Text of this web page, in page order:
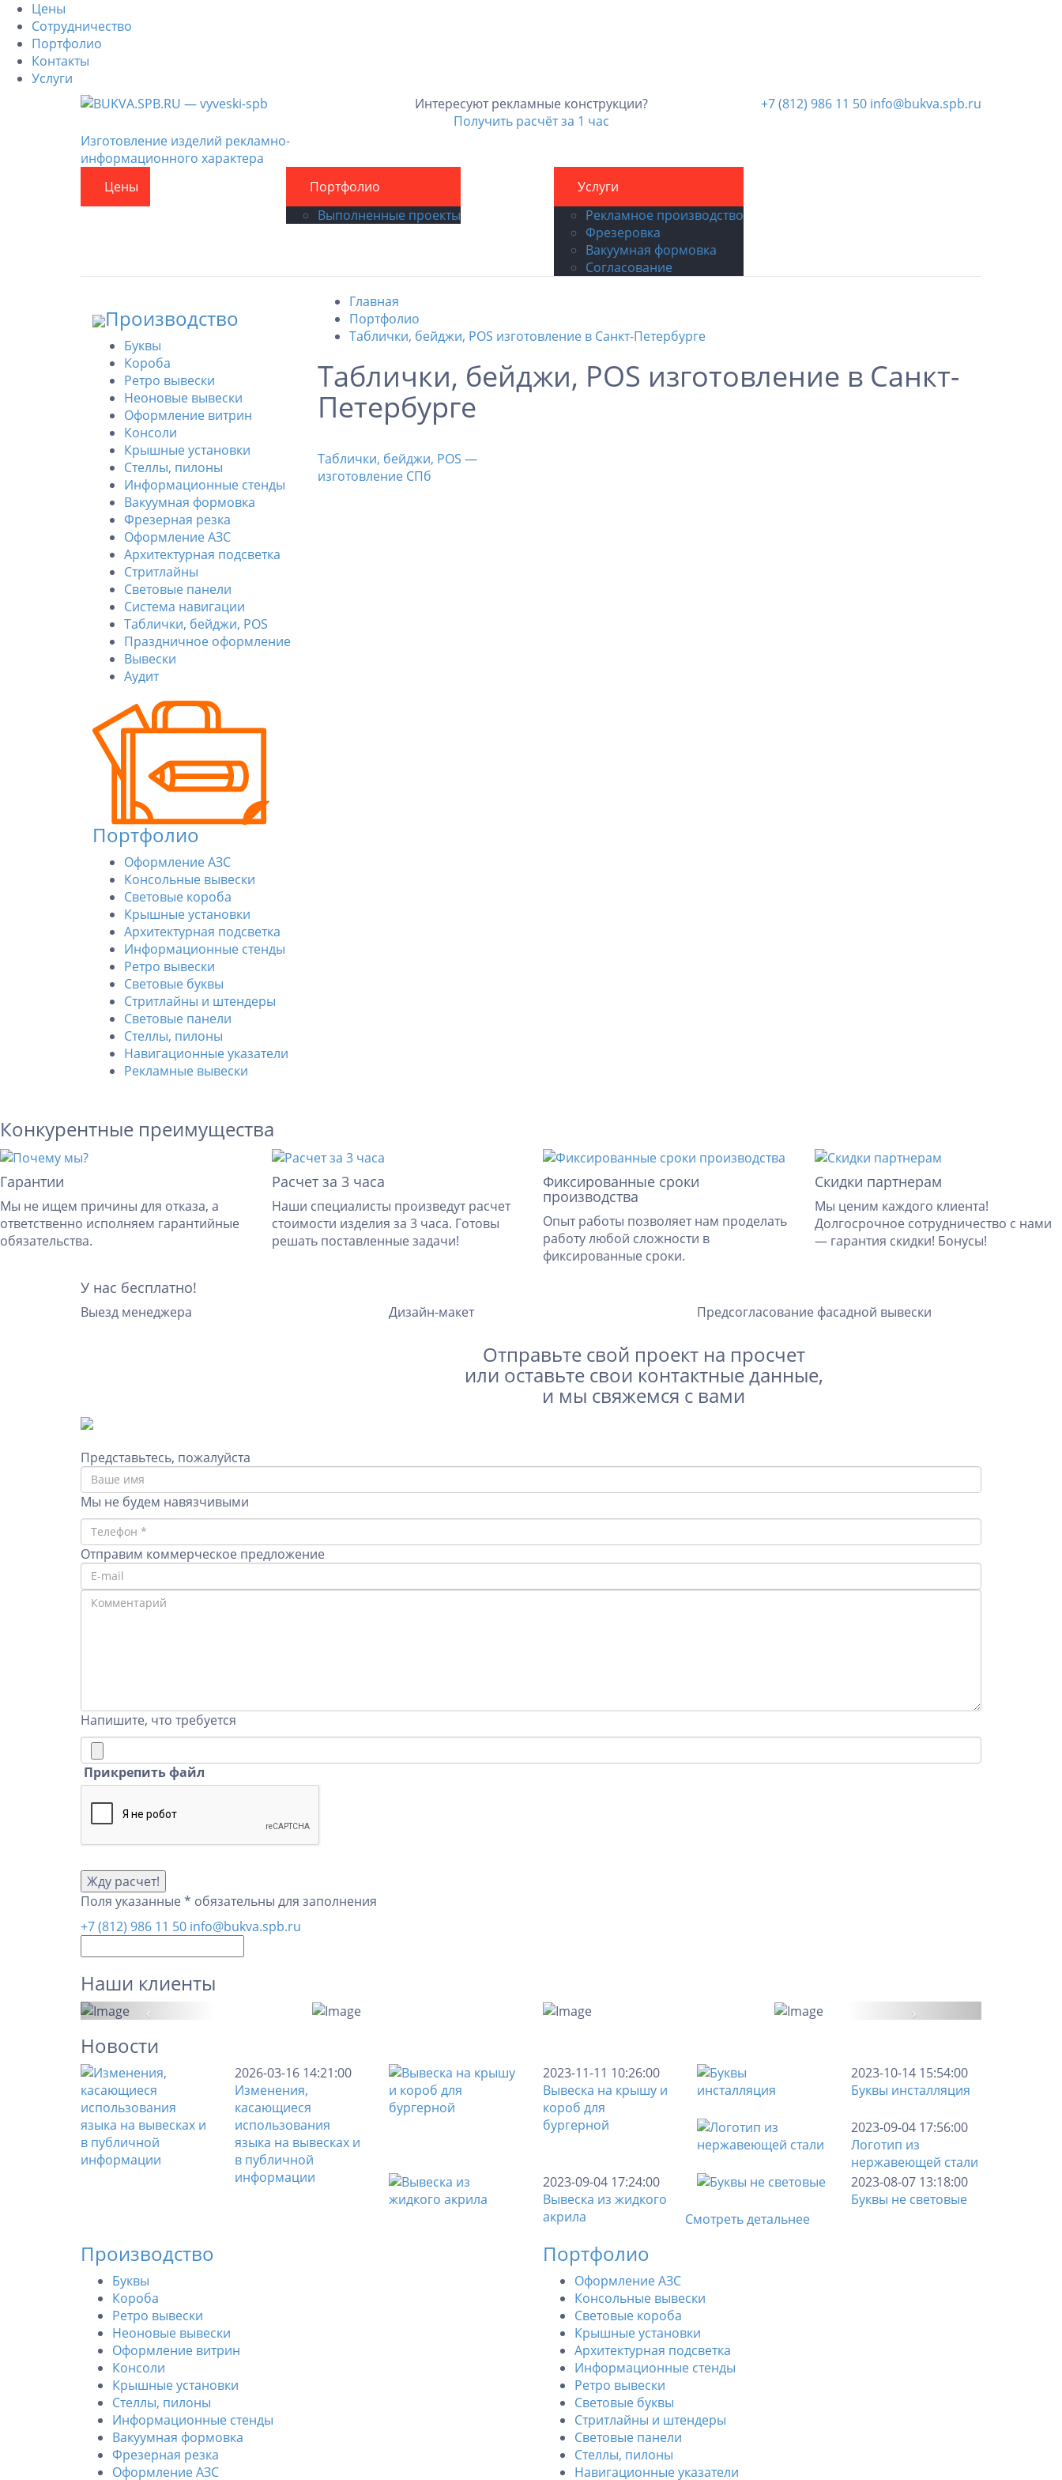
Цены
Сотрудничество
Портфолио
Контакты
Услуги
Изготовление изделий рекламно-
информационного характера
Интересуют рекламные конструкции?
Получить расчёт за 1 час
+7 (812) 986 11 50 info@bukva.spb.ru
Цены
Портфолио
Выполненные проекты
Услуги
Рекламное производство
Фрезеровка
Вакуумная формовка
Согласование
Производство
Буквы
Короба
Ретро вывески
Неоновые вывески
Оформление витрин
Консоли
Крышные установки
Стеллы, пилоны
Информационные стенды
Вакуумная формовка
Фрезерная резка
Оформление АЗС
Архитектурная подсветка
Стритлайны
Cветовые панели
Система навигации
Таблички, бейджи, POS
Праздничное оформление
Вывески
Аудит
Портфолио
Оформление АЗС
Консольные вывески
Световые короба
Крышные установки
Архитектурная подсветка
Информационные стенды
Ретро вывески
Световые буквы
Стритлайны и штендеры
Световые панели
Стеллы, пилоны
Навигационные указатели
Рекламные вывески
Главная
Портфолио
Таблички, бейджи, POS изготовление в Санкт-Петербурге
Таблички, бейджи, POS изготовление в Санкт-
Петербурге
Таблички, бейджи, POS —
изготовление СПб
Конкурентные преимущества
Гарантии
Мы не ищем причины для отказа, а
ответственно исполняем гарантийные
обязательства.
Расчет за 3 часа
Наши специалисты произведут расчет
стоимости изделия за 3 часа. Готовы
решать поставленные задачи!
Фиксированные сроки
производства
Опыт работы позволяет нам проделать
работу любой сложности в
фиксированные сроки.
Скидки партнерам
Мы ценим каждого клиента!
Долгосрочное сотрудничество с нами
— гарантия скидки! Бонусы!
У нас бесплатно!
Выезд менеджера Дизайн-макет Предсогласование фасадной вывески
Отправьте свой проект на просчет
или оставьте свои контактные данные,
и мы свяжемся с вами
Представьтесь, пожалуйста
Мы не будем навязчивыми
Отправим коммерческое предложение
Напишите, что требуется
Прикрепить файл
Поля указанные * обязательны для заполнения
+7 (812) 986 11 50 info@bukva.spb.ru
Наши клиенты
‹ ›
Новости
2026-03-16 14:21:00
Изменения,
касающиеся
использования
языка на вывесках и
в публичной
информации
2023-11-11 10:26:00
Вывеска на крышу и
короб для
бургерной
2023-10-14 15:54:00
Буквы инсталляция
2023-09-04 17:56:00
Логотип из
нержавеющей стали
2023-09-04 17:24:00
Вывеска из жидкого
акрила
2023-08-07 13:18:00
Буквы не световые
Смотреть детальнее
Производство
Буквы
Короба
Ретро вывески
Неоновые вывески
Оформление витрин
Консоли
Крышные установки
Стеллы, пилоны
Информационные стенды
Вакуумная формовка
Фрезерная резка
Оформление АЗС
Портфолио
Оформление АЗС
Консольные вывески
Световые короба
Крышные установки
Архитектурная подсветка
Информационные стенды
Ретро вывески
Световые буквы
Стритлайны и штендеры
Световые панели
Стеллы, пилоны
Навигационные указатели